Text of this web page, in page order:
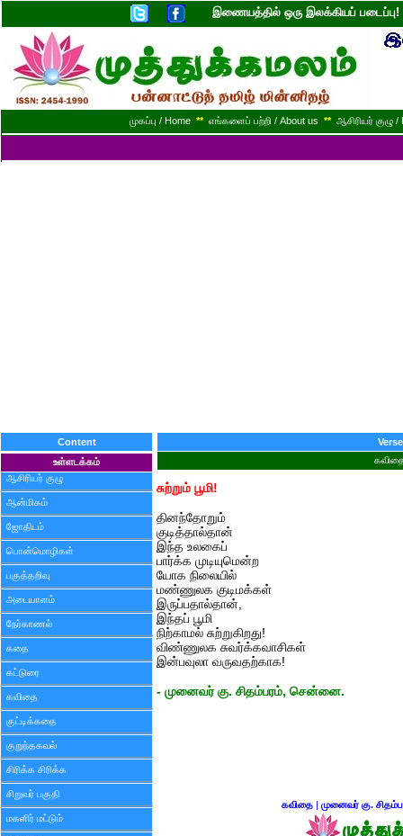
இணையத்தில் ஒரு இலக்கியப்
முகப்பு / Home ** எங்களைப் பற்றி / About us ** ஆசிரியர் குழு
Content
உள்ளடக்கம்
ஆசிரியர் குழு
ஆன்மிகம்
ஜோதிடம்
பொன்மொழிகள்
பகுத்தறிவு
அடையாளம்
நேர்காணல்
கதை
கட்டுரை
கவிதை
குட்டிக்கதை
குறுந்தகவல்
சிரிக்க சிரிக்க
சிறுவர் பகுதி
மகளிர் மட்டும்
Verse
சுற்றும் பூமி!
தினந்தோறும்
குடித்தால்தான்
இந்த உலகைப்
பார்க்க முடியுமென்ற
யோக நிலையில்
மண்ணுலக குடிமக்கள்
இருப்பதால்தான்,
இந்தப் பூமி
நிற்காமல் சுற்றுகிறது!
விண்ணுலக சுவர்க்கவாசிகள்
இன்பவுலா வருவதற்காக!
- முனைவர் கு. சிதம்பரம், சென்னை.
கவிதை | முனைவர் கு.